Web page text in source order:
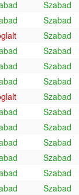
Szabad
Szabad
Szabad
Szabad
Szabad
Szabad
Szabad
Szabad
Szabad
Szabad
Szabad
Szabad
Szabad